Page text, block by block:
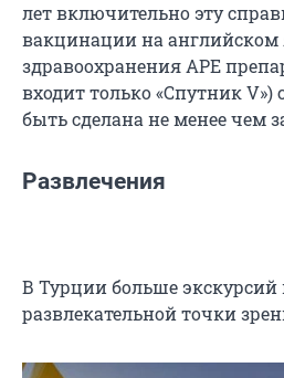
лет включительно эту
вакцинации на
здравоохранения АРЕ
входит только «Спутник
быть сделана не менее чем
Развлечения
В Турции больше экскурсий
развлекательной точки